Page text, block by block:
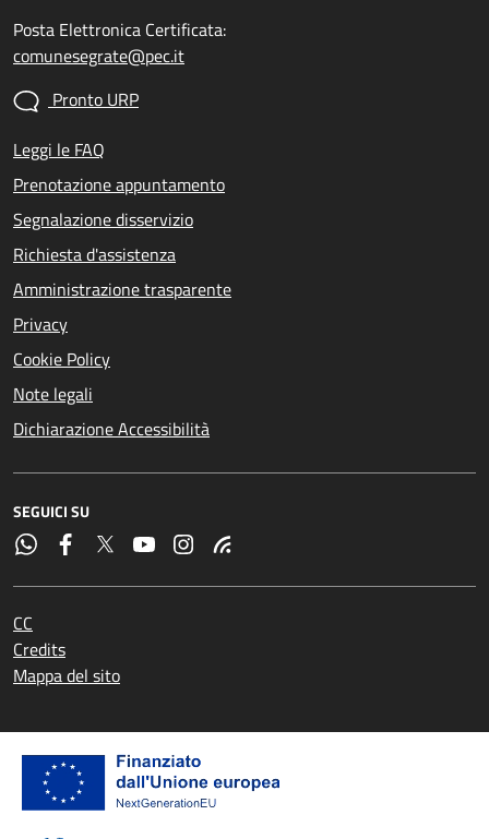
Posta Elettronica Certificata:
comunesegrate@pec.it
Pronto URP
Leggi le FAQ
Prenotazione appuntamento
Segnalazione disservizio
Richiesta d'assistenza
Amministrazione trasparente
Privacy
Cookie Policy
Note legali
Dichiarazione Accessibilità
SEGUICI SU
CC
Credits
Mappa del sito